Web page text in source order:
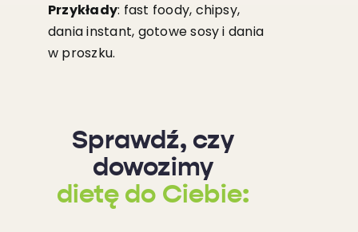
Przykłady: fast foody, chipsy,
dania instant, gotowe sosy i dania
w proszku.
Sprawdź, czy
dowozimy
dietę do Ciebie: